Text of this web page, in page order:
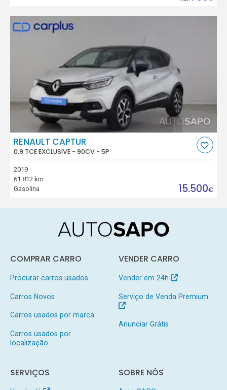
RENAULT CAPTUR
0.9 TCE EXCLUSIVE - 90CV - 5P
2019
61.812 km
Gasolina
15.500€
COMPRAR CARRO
Procurar carros usados
Carros Novos
Carros usados por marca
Carros usados por
localização
VENDER CARRO
Vender em 24h
Serviço de Venda Premium
Anunciar Grátis
SERVIÇOS SOBRE NÓS